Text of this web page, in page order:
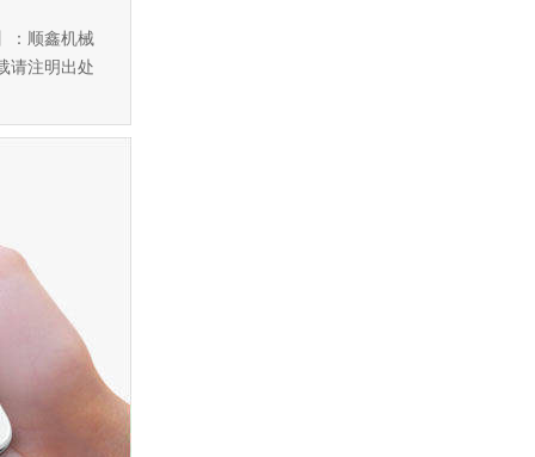
：顺鑫机械
请注明出处